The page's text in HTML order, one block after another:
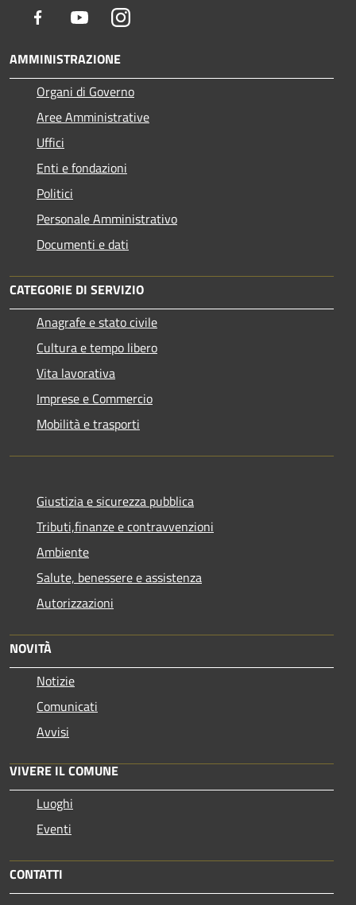
Facebook YoutubeInstagram
AMMINISTRAZIONE
Organi di Governo
Aree Amministrative
Uffici
Enti e fondazioni
Politici
Personale Amministrativo
Documenti e dati
CATEGORIE DI SERVIZIO
Anagrafe e stato civile
Cultura e tempo libero
Vita lavorativa
Imprese e Commercio
Mobilità e trasporti
Giustizia e sicurezza pubblica
Tributi,finanze e contravvenzioni
Ambiente
Salute, benessere e assistenza
Autorizzazioni
NOVITÀ
Notizie
Comunicati
Avvisi
VIVERE IL COMUNE
Luoghi
Eventi
CONTATTI